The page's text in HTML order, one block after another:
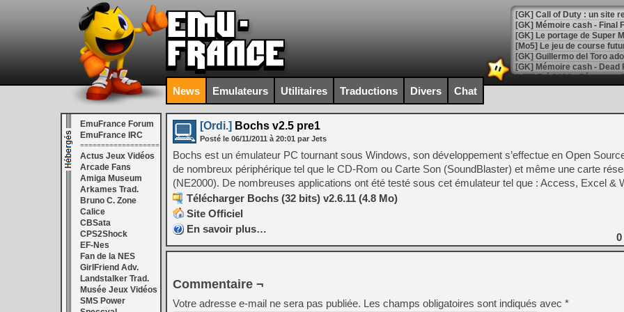
[GK] Le portage de Super
[Mo5] Le jeu de course
[GK] Guillermo del Toro
[LTF] Eté 2026 - Séquence
[GK] Mistfall Hunter :
[GK] Wo Long 2 évolue
[GK] Crossfire : un TPS à
[LS] [PS5] Premiers
[Mo5] DOOM arrive en
[GK] Bethesda fête les 30
[GK] Roblox : l'action en
[GK] Agenda - GeForce
[LS] [PS5] ps5-y2jb-
News Emulateurs Utilitaires Traductions Divers Chat
EmuFrance Forum
EmuFrance IRC
===================
Actus Jeux Vidéos
Arcade Fans
Amiga Museum
Arkames Trad.
Bruno C. Zone
Calice
CBSata
CPS2Shock
EF-Nes
Fan de la NES
GirlFriend Adv.
Landstalker Trad.
Musée Jeux Vidéos
SMS Power
[Ordi.] Bochs v2.5 pre1
Posté le 06/11/2011 à 20:01 par Jets
Bochs est un émulateur PC tournant sous Windows, son développement s’effectue en Open
de nombreux périphérique tel que le CD-Rom ou Carte Son (SoundBlaster) et même une carte
(NE2000). De nombreuses applications ont été testé sous cet émulateur tel que : Access, Excel &
Télécharger Bochs (32 bits) v2.6.11 (4.8 Mo)
Site Officiel
En savoir plus…
0
Commentaire ¬
Votre adresse e-mail ne sera pas publiée. Les champs obligatoires sont indiqués avec *